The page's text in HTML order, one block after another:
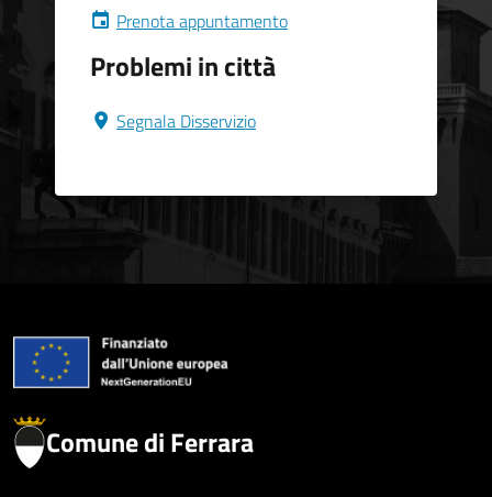
Prenota appuntamento
Problemi in città
Segnala Disservizio
Comune di Ferrara